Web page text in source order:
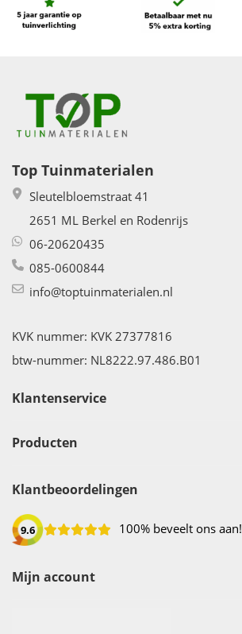
Top Tuinmaterialen
Sleutelbloemstraat 41
2651 ML Berkel en Rodenrijs
06-20620435
085-0600844
info@toptuinmaterialen.nl
KVK nummer: KVK 27377816
btw-nummer: NL8222.97.486.B01
Klantenservice
Producten
Klantbeoordelingen
9.6 100% beveelt ons aan!
Mijn account